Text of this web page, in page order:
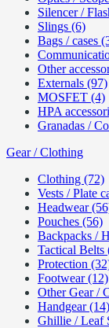
Silencer /
Slings (6)
Bags / cases
Other
Externals (97)
MOSFET (4)
HPA
Granadas /
Gear / Clothing
Clothing (72)
Vests / Plate
Headwear
Pouches (56)
Backpacks /
Tactical Belts
Protection
Footwear (12)
Other Gear /
Handgear (14)
Ghillie / Leaf